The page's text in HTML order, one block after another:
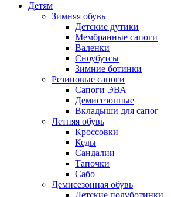
Детям
Зимняя обувь
Детские дутики
Мембранные сапоги
Валенки
Сноубутсы
Зимние ботинки
Резиновые сапоги
Сапоги ЭВА
Демисезонные
Вкладыши для сапог
Летняя обувь
Кроссовки
Кеды
Сандалии
Тапочки
Сабо
Демисезонная обувь
Детские полуботинки